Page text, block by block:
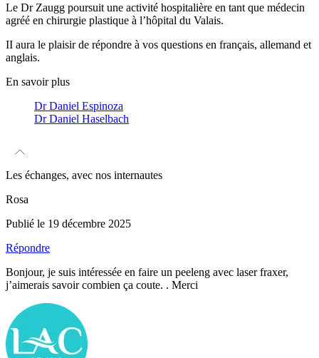
Le Dr Zaugg poursuit une activité hospitalière en tant que médecin
agréé en chirurgie plastique à l’hôpital du Valais.
II aura le plaisir de répondre à vos questions en français, allemand et
anglais.
En savoir plus
Dr Daniel Espinoza
Dr Daniel Haselbach
Les échanges, avec nos internautes
Rosa
Publié le 19 décembre 2025
Répondre
Bonjour, je suis intéressée en faire un peeleng avec laser fraxer,
j’aimerais savoir combien ça coute. . Merci